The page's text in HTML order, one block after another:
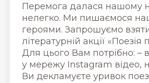
Перемога далася нашому
нелегко. Ми пишаємося
героями. Запрошуємо
літературній акції «Поезія
Для цього Вам потрібно: –
у мережу Instagram відео,
Ви декламуєте уривок